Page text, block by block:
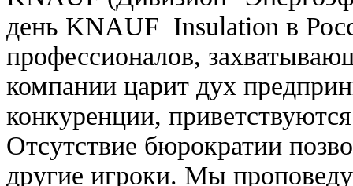
день KNAUF Insulation в
профессионалов,
компании царит дух
конкуренции,
Отсутствие бюрократии
другие игроки. Мы